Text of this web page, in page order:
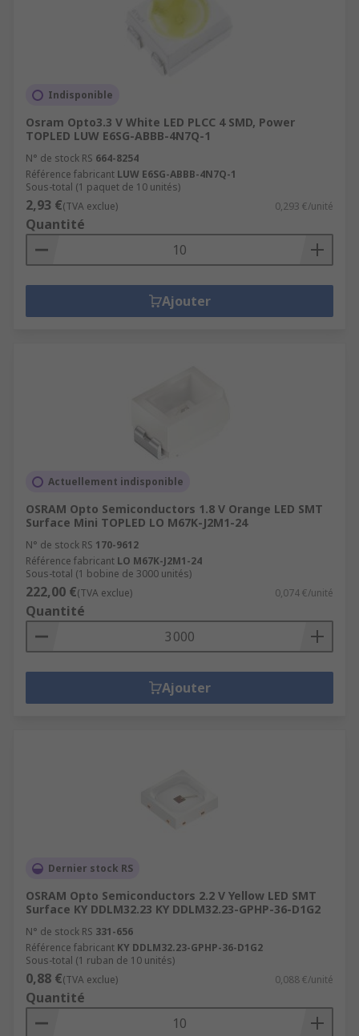
Indisponible
Osram Opto3.3 V White LED PLCC 4 SMD, Power
TOPLED LUW E6SG-ABBB-4N7Q-1
N° de stock RS 664-8254
Référence fabricant LUW E6SG-ABBB-4N7Q-1
Sous-total (1 paquet de 10 unités)
2,93 €(TVA exclue) 0,293 €/unité
Quantité
Ajouter
Actuellement indisponible
OSRAM Opto Semiconductors 1.8 V Orange LED SMT
Surface Mini TOPLED LO M67K-J2M1-24
N° de stock RS 170-9612
Référence fabricant LO M67K-J2M1-24
Sous-total (1 bobine de 3000 unités)
222,00 €(TVA exclue) 0,074 €/unité
Quantité
Ajouter
Dernier stock RS
OSRAM Opto Semiconductors 2.2 V Yellow LED SMT
Surface KY DDLM32.23 KY DDLM32.23-GPHP-36-D1G2
N° de stock RS 331-656
Référence fabricant KY DDLM32.23-GPHP-36-D1G2
Sous-total (1 ruban de 10 unités)
0,88 €(TVA exclue) 0,088 €/unité
Quantité